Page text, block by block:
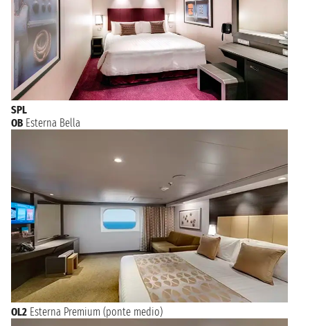
SPL
OB Esterna Bella
OL2 Esterna Premium (ponte medio)